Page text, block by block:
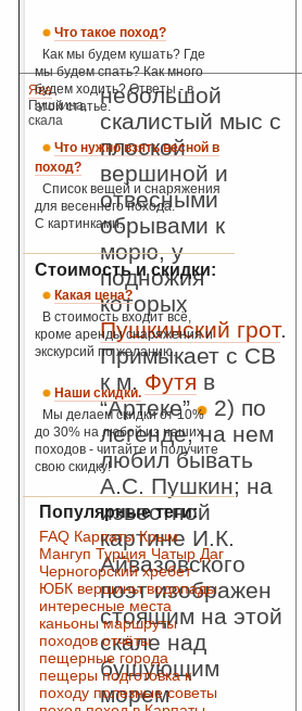
Ява
Пушкина,
скала
небольшой
скалистый мыс с
плоской
вершиной и
отвесными
обрывами к
морю, у
подножия
которых
Пушкинский грот.
Примыкает с СВ
к м. Футя в
“Артеке”
2) по
легенде, на нем
любил бывать
А.С. Пушкин; на
известной
картине И.К.
Айвазовского
поэт изображен
стоящим на этой
скале над
бушующим
морем
Что такое поход?
Как мы будем кушать? Где
мы будем спать? Как много
будем ходить? Ответы - в
этой статье.
Что нужно взять весной в
поход?
Список вещей и снаряжения
для весеннего похода.
С картинками.
Стоимость и скидки:
Какая цена?
В стоимость входит всё,
кроме аренды снаряжения и
экскурсий по желанию.
Наши скидки.
Мы делаем скидки от 10%
до 30% на любой из наших
походов - читайте и получите
свою скидку!
Популярные теги:
FAQ Карпаты Крым
Мангуп Турция Чатыр Даг
Черногорский хребет
ЮБК вершины водопады
интересные места
каньоны маршруты
походов отчёты
пещерные города
пещеры подготовка к
походу полезные советы